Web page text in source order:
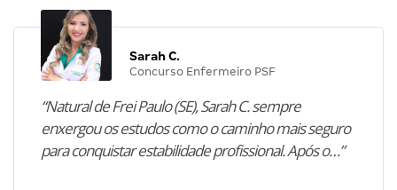
Sarah C.
Concurso Enfermeiro PSF
“Natural de Frei Paulo (SE), Sarah C. sempre
enxergou os estudos como o caminho mais seguro
para conquistar estabilidade profissional. Após o…”